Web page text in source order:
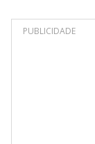
PUBLICIDADE